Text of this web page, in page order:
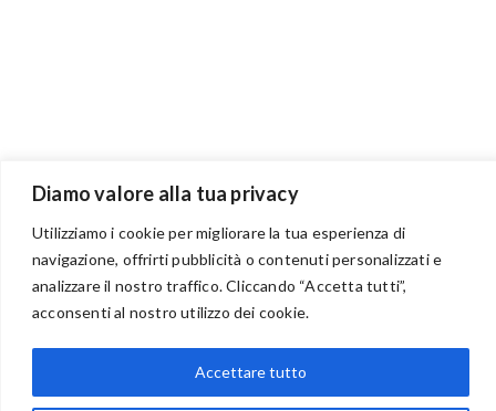
Diamo valore alla tua privacy
Utilizziamo i cookie per migliorare la tua esperienza di
navigazione, offrirti pubblicità o contenuti personalizzati e
analizzare il nostro traffico. Cliccando “Accetta tutti”,
acconsenti al nostro utilizzo dei cookie.
Accettare tutto
BENVENUTI NEL PORTALE RIVENDITORI
via Acqua delle Noci 12